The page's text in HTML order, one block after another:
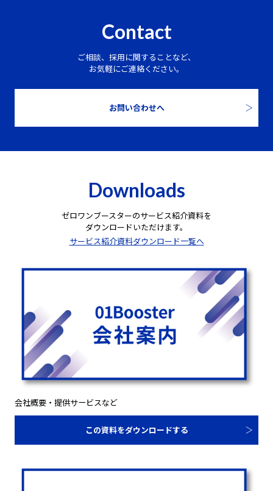
Contact
ご相談、採用に関することなど、
お気軽にご連絡ください。
お問い合わせへ
Downloads
ゼロワンブースターのサービス紹介資料を
ダウンロードいただけます。
サービス紹介資料ダウンロード一覧へ
会社概要・提供サービスなど
この資料をダウンロードする